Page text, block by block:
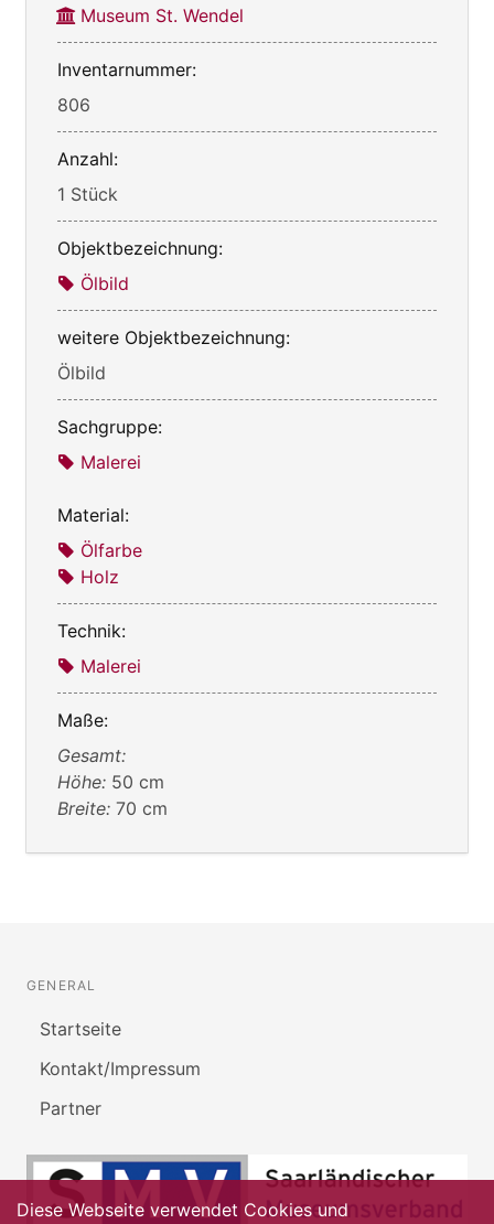
Museum St. Wendel
Inventarnummer:
806
Anzahl:
1 Stück
Objektbezeichnung:
Ölbild
weitere Objektbezeichnung:
Ölbild
Sachgruppe:
Malerei
Material:
Ölfarbe
Holz
Technik:
Malerei
Maße:
Gesamt:
Höhe: 50 cm
Breite: 70 cm
GENERAL
Startseite
Kontakt/Impressum
Partner
Diese Webseite verwendet Cookies und